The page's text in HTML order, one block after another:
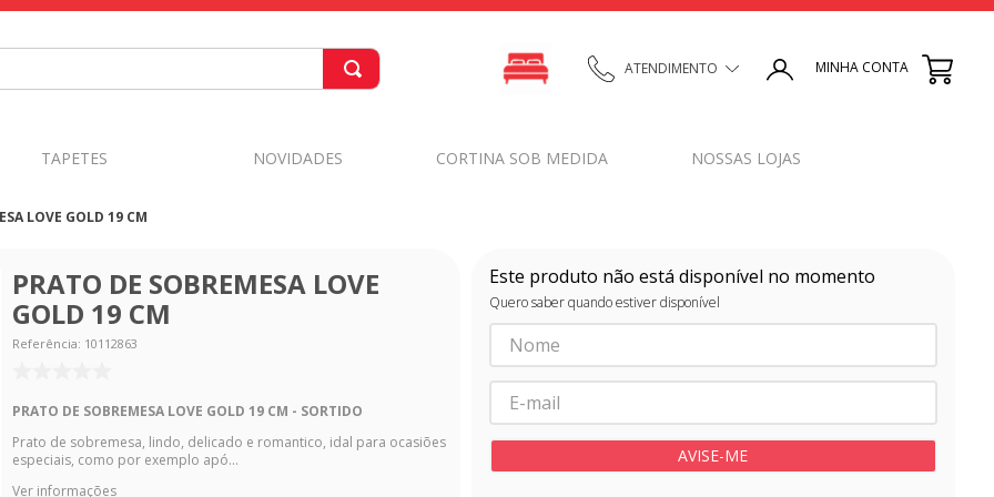
ATENDIMENTO MINHA CONTA
TAPETES NOVIDADES CORTINA SOB MEDIDA NOSSAS LOJAS
LOVE GOLD 19 CM
PRATO DE SOBREMESA LOVE
GOLD 19 CM
Referência: 10112863
PRATO DE SOBREMESA LOVE GOLD 19 CM - SORTIDO
Prato de sobremesa, lindo, delicado e romantico, idal para ocasiões
especiais, como por exemplo apó...
Ver informações
Este produto não está disponível no momento
Quero saber quando estiver disponível